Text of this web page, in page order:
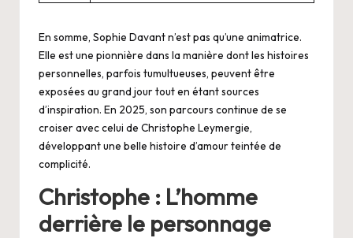
En somme, Sophie Davant n’est pas qu’une animatrice.
Elle est une pionnière dans la manière dont les histoires
personnelles, parfois tumultueuses, peuvent être
exposées au grand jour tout en étant sources
d’inspiration. En 2025, son parcours continue de se
croiser avec celui de Christophe Leymergie,
développant une belle histoire d’amour teintée de
complicité.
Christophe : L’homme
derrière le personnage